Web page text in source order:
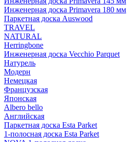
Инженерная доска Primavera 180 мм
Паркетная доска Auswood
TRAVEL
NATURAL
Herringbone
Инженерная доска Vecchio Parquet
Натурель
Модерн
Немецкая
Французская
Японская
Albero bello
Английская
Паркетная доска Esta Parket
1-полосная доска Esta Parket